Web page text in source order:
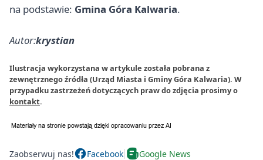
na podstawie: Gmina Góra Kalwaria.
Autor:krystian
Ilustracja wykorzystana w artykule została pobrana z
zewnętrznego źródła (Urząd Miasta i Gminy Góra Kalwaria). W
przypadku zastrzeżeń dotyczących praw do zdjęcia prosimy o
kontakt.
Zaobserwuj nas! Facebook Google News